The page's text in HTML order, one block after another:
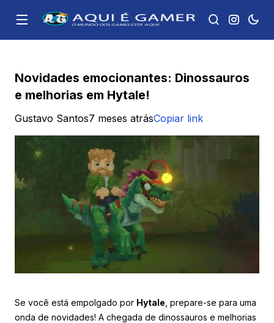
Novidades emocionantes: Dinossauros
e melhorias em Hytale!
Gustavo Santos7 meses atrásCopiar link
Se você está empolgado por Hytale , prepare-se para uma
onda de novidades! A chegada de dinossauros e melhorias